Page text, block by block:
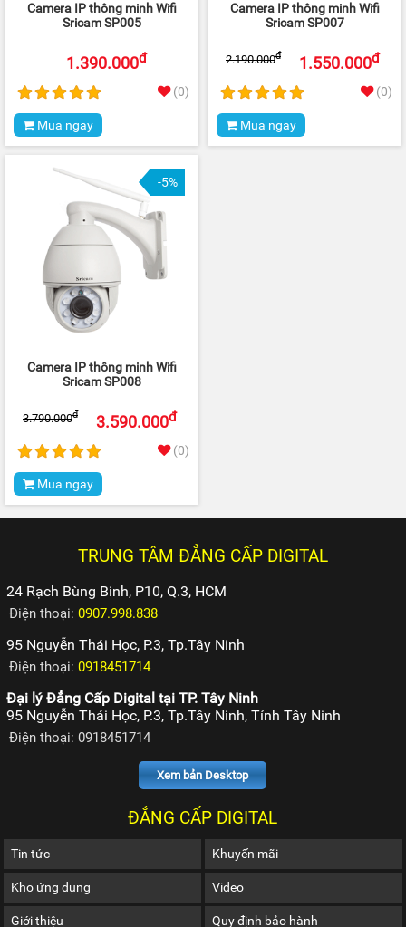
Camera IP thông minh Wifi
Sricam SP005
1.390.000đ
(0)
Mua ngay
Camera IP thông minh Wifi
Sricam SP007
1.550.000đ
2.190.000đ
(0)
Mua ngay
-5%
Camera IP thông minh Wifi
Sricam SP008
3.590.000đ
3.790.000đ
(0)
Mua ngay
TRUNG TÂM ĐẲNG CẤP DIGITAL
24 Rạch Bùng Binh, P10, Q.3, HCM
Điện thoại:0907.998.838
95 Nguyễn Thái Học, P.3, Tp.Tây Ninh
Điện thoại:0918451714
Đại lý Đẳng Cấp Digital tại TP. Tây Ninh
95 Nguyễn Thái Học, P.3, Tp.Tây Ninh, Tỉnh Tây Ninh
Điện thoại: 0918451714
Xem bản Desktop
ĐẲNG CẤP DIGITAL
Tin tức Khuyến mãi
Kho ứng dụng Video
Giới thiệu Quy định bảo hành